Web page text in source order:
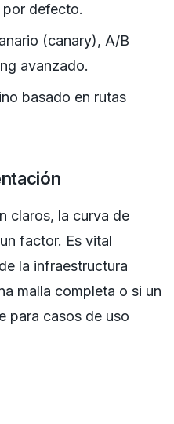
por defecto.
(canary), A/B
avanzado.
basado en rutas
claros, la curva de
factor. Es vital
la infraestructura
malla completa o si un
para casos de uso